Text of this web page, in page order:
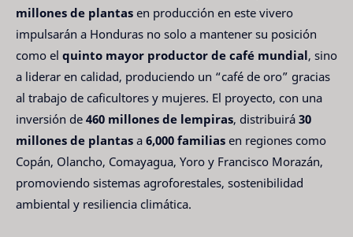
millones de plantas en producción en este vivero
impulsarán a Honduras no solo a mantener su posición
como el quinto mayor productor de café mundial, sino
a liderar en calidad, produciendo un “café de oro” gracias
al trabajo de caficultores y mujeres. El proyecto, con una
inversión de 460 millones de lempiras, distribuirá 30
millones de plantas a 6,000 familias en regiones como
Copán, Olancho, Comayagua, Yoro y Francisco Morazán,
promoviendo sistemas agroforestales, sostenibilidad
ambiental y resiliencia climática.